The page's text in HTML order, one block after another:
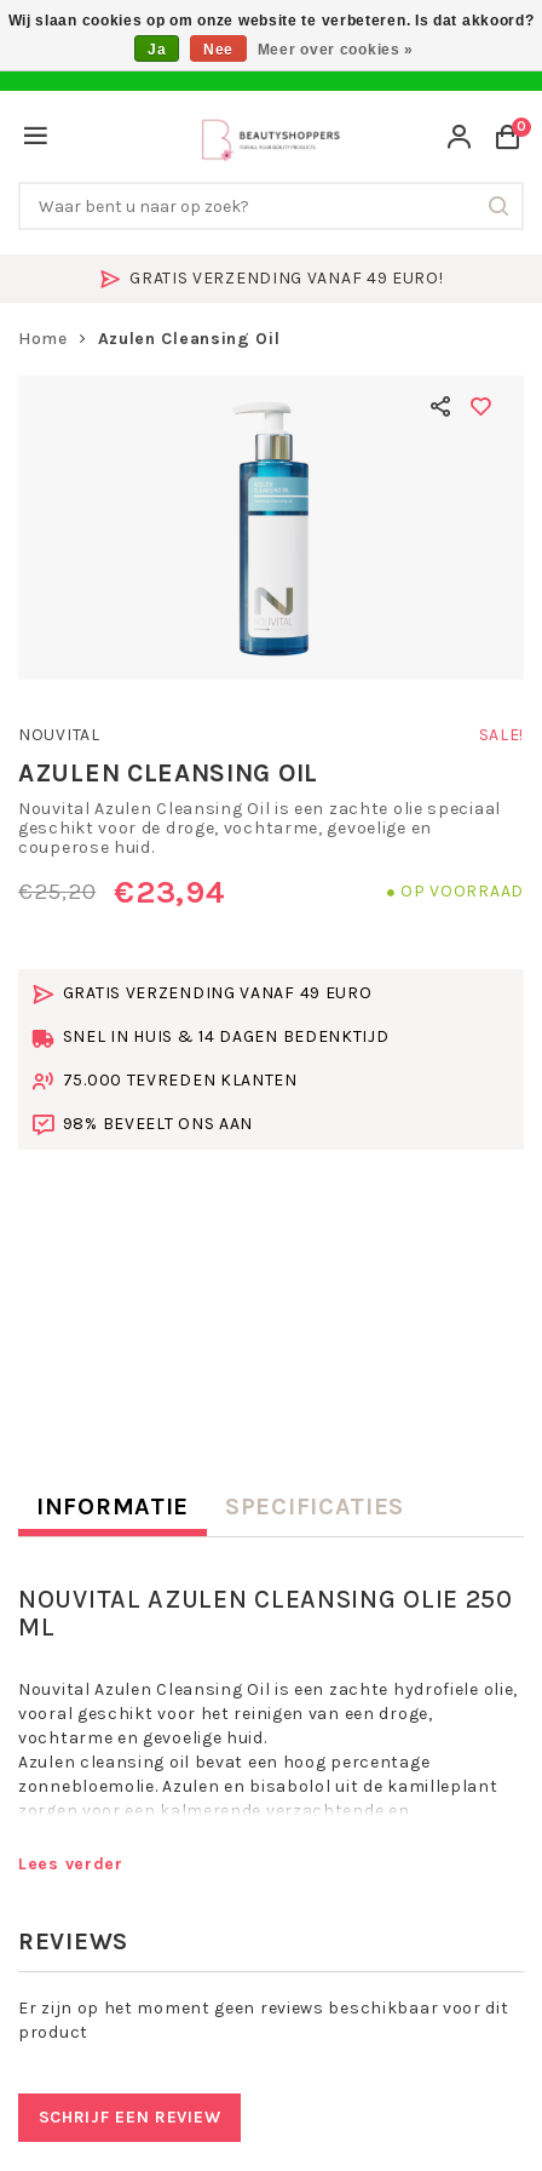
GRATIS VERZENDING VANAF 49 EURO!
0
Home Azulen Cleansing Oil
NOUVITAL SALE!
AZULEN CLEANSING OIL
Nouvital Azulen Cleansing Oil is een zachte olie speciaal
geschikt voor de droge, vochtarme, gevoelige en
couperose huid.
€25,20 €23,94 OP VOORRAAD
GRATIS VERZENDING VANAF 49 EURO
SNEL IN HUIS & 14 DAGEN BEDENKTIJD
75.000 TEVREDEN KLANTEN
98% BEVEELT ONS AAN
INFORMATIE SPECIFICATIES
NOUVITAL AZULEN CLEANSING OLIE 250
ML
Nouvital Azulen Cleansing Oil is een zachte hydrofiele olie,
vooral geschikt voor het reinigen van een droge,
vochtarme en gevoelige huid.
Azulen cleansing oil bevat een hoog percentage
zonnebloemolie. Azulen en bisabolol uit de kamilleplant
zorgen voor een kalmerende verzachtende en
Azulen Tonic.
uit te drogen. Geschikt voor de droge of vochtarme huid en
gevoelige of couperose huid.
Allergeenvrij geparfumeerd
Vrij van minerale olien
Vrij van parabenen
Dierproefvrij
Lees verder
REVIEWS
Er zijn op het moment geen reviews beschikbaar voor dit
product
SCHRIJF EEN REVIEW
Wij slaan cookies op om onze website te verbeteren. Is dat akkoord?
Ja
Nee Meer over cookies »